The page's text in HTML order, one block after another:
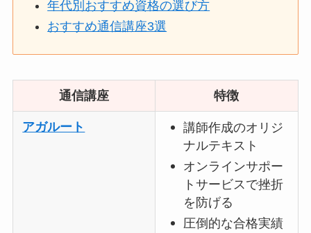
年代別おすすめ資格の選び方
おすすめ通信講座3選
通信講座 特徴
アガルート
講師作成のオリジ
ナルテキスト
オンラインサポー
トサービスで挫折
を防げる
圧倒的な合格実績